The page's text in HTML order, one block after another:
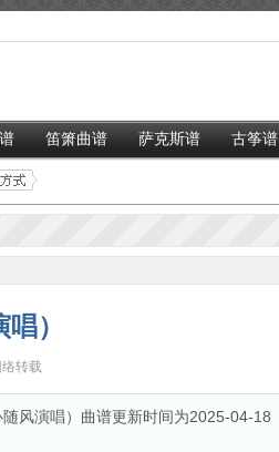
笛箫曲谱 萨克斯谱 古筝谱
）
络转载
风演唱）曲谱更新时间为2025-04-18